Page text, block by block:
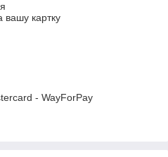
вашу картку
- WayForPay